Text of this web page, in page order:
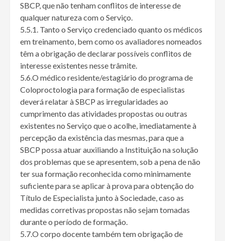
SBCP, que não tenham conflitos de interesse de
qualquer natureza com o Serviço.
5.5.1. Tanto o Serviço credenciado quanto os médicos
em treinamento, bem como os avaliadores nomeados
têm a obrigação de declarar possíveis conflitos de
interesse existentes nesse trâmite.
5.6.O médico residente/estagiário do programa de
Coloproctologia para formação de especialistas
deverá relatar à SBCP as irregularidades ao
cumprimento das atividades propostas ou outras
existentes no Serviço que o acolhe, imediatamente à
percepção da existência das mesmas, para que a
SBCP possa atuar auxiliando a Instituição na solução
dos problemas que se apresentem, sob a pena de não
ter sua formação reconhecida como minimamente
suficiente para se aplicar à prova para obtenção do
Título de Especialista junto à Sociedade, caso as
medidas corretivas propostas não sejam tomadas
durante o período de formação.
5.7.O corpo docente também tem obrigação de